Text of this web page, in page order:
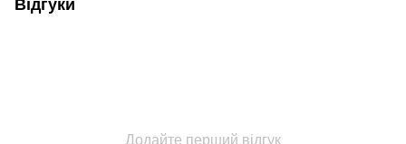
Відгуки
Додайте перший відгук